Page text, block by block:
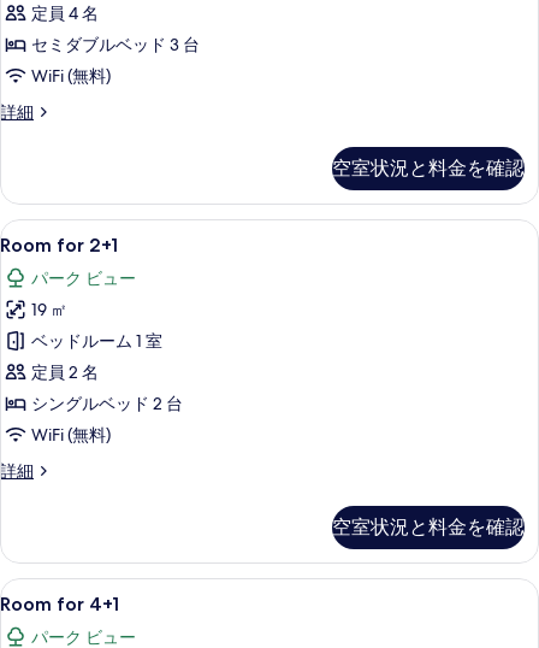
す
べ
て
の
を
表
示
す
る
定員 4 名
セミダブルベッド 3 台
WiFi (無料)
詳細
Suite
の
詳
細
空室状況と料金を確認
Room
for
2+1
の
す
べ
て
の
写
表
示
す
ミニバー、セーフティボックス (室内
5
Room for 2+1
パーク ビュー
19 ㎡
ベッドルーム 1 室
定員 2 名
シングルベッド 2 台
WiFi (無料)
詳細
Room
詳
細
空室状況と料金を確認
Room
for
ミニバー、セーフティボックス (室内
4
Room for 4+1
パーク ビュー